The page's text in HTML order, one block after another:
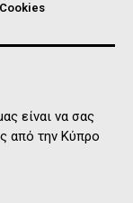
είναι να σας
από την Κύπρο